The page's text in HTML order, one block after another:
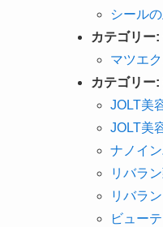
シール
カテゴリー:
マツエ
カテゴリー:
JOLT美
JOLT美
ナノイ
リバラ
リバラ
ビュー